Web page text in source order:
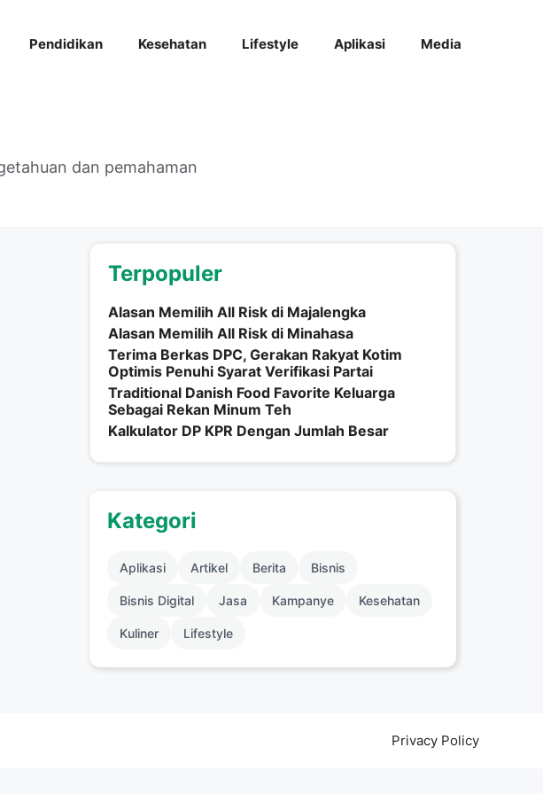
Pendidikan Kesehatan Lifestyle Aplikasi Media
dan pemahaman
Terpopuler
Alasan Memilih All Risk di Majalengka
Alasan Memilih All Risk di Minahasa
Terima Berkas DPC, Gerakan Rakyat Kotim
Optimis Penuhi Syarat Verifikasi Partai
Traditional Danish Food Favorite Keluarga
Sebagai Rekan Minum Teh
Kalkulator DP KPR Dengan Jumlah Besar
Kategori
Aplikasi Artikel Berita Bisnis
Bisnis Digital Jasa Kampanye Kesehatan
Kuliner Lifestyle
Privacy Policy